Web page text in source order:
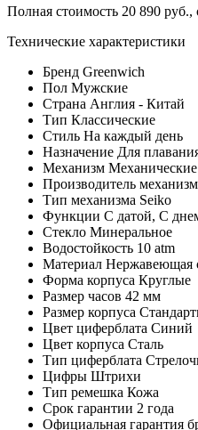
Полная стоимость 20 890 руб.,
Технические характеристики
Бренд Greenwich
Пол Мужские
Страна Англия - Китай
Тип Классические
Стиль На каждый день
Назначение Для
Механизм
Производитель
Тип механизма Seiko
Функции С датой, С
Стекло Минеральное
Водостойкость 10 atm
Материал Нержавеющая
Форма корпуса Круглые
Размер часов 42 мм
Размер корпуса
Цвет циферблата Синий
Цвет корпуса Сталь
Тип циферблата
Цифры Штрихи
Тип ремешка Кожа
Срок гарантии 2 года
Официальная гарантия